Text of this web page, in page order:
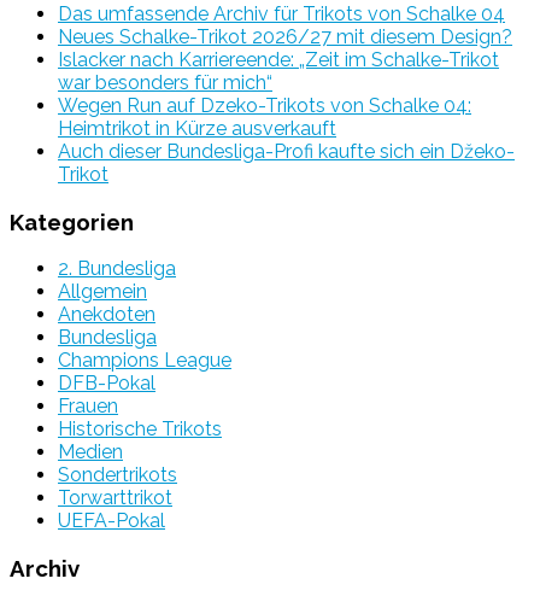
Das umfassende Archiv für Trikots von Schalke 04
Neues Schalke-Trikot 2026/27 mit diesem Design?
Islacker nach Karriereende: „Zeit im Schalke-Trikot
war besonders für mich“
Wegen Run auf Dzeko-Trikots von Schalke 04:
Heimtrikot in Kürze ausverkauft
Auch dieser Bundesliga-Profi kaufte sich ein Džeko-
Trikot
Kategorien
2. Bundesliga
Allgemein
Anekdoten
Bundesliga
Champions League
DFB-Pokal
Frauen
Historische Trikots
Medien
Sondertrikots
Torwarttrikot
UEFA-Pokal
Archiv